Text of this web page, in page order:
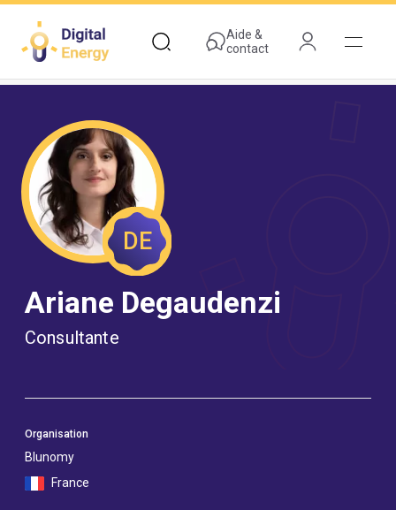
contenu
principal
Aide &
contact
DE
Ariane Degaudenzi
Consultante
Organisation
Blunomy
France